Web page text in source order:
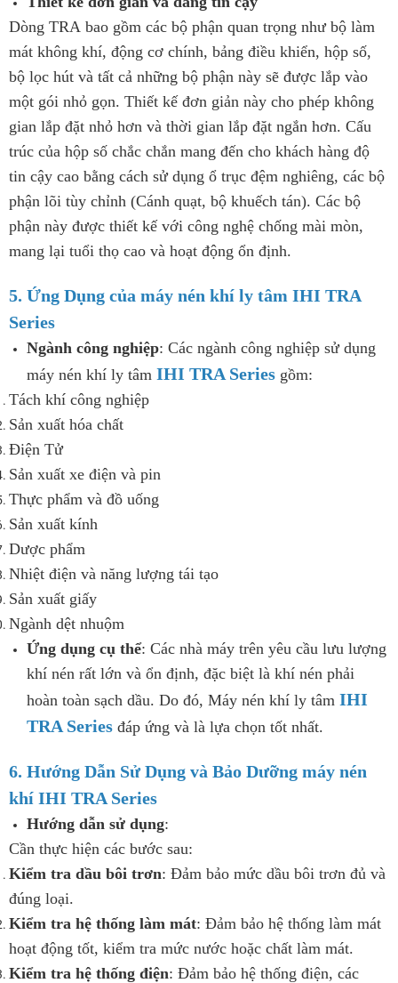
Dòng TRA bao gồm các bộ phận quan trọng như bộ làm
mát không khí, động cơ chính, bảng điều khiển, hộp số,
bộ lọc hút và tất cả những bộ phận này sẽ được lắp vào
một gói nhỏ gọn. Thiết kế đơn giản này cho phép không
gian lắp đặt nhỏ hơn và thời gian lắp đặt ngắn hơn. Cấu
trúc của hộp số chắc chắn mang đến cho khách hàng độ
tin cậy cao bằng cách sử dụng ổ trục đệm nghiêng, các bộ
phận lõi tùy chỉnh (Cánh quạt, bộ khuếch tán). Các bộ
phận này được thiết kế với công nghệ chống mài mòn,
mang lại tuổi thọ cao và hoạt động ổn định.
5. Ứng Dụng của máy nén khí ly tâm IHI TRA
Series
Ngành công nghiệp: Các ngành công nghiệp sử dụng
máy nén khí ly tâm IHI TRA Series gồm:
Tách khí công nghiệp
Sản xuất hóa chất
Điện Tử
Sản xuất xe điện và pin
Thực phẩm và đồ uống
Sản xuất kính
Dược phẩm
Nhiệt điện và năng lượng tái tạo
Sản xuất giấy
Ngành dệt nhuộm
Ứng dụng cụ thể: Các nhà máy trên yêu cầu lưu lượng
khí nén rất lớn và ổn định, đặc biệt là khí nén phải
hoàn toàn sạch dầu. Do đó, Máy nén khí ly tâm IHI
TRA Series đáp ứng và là lựa chọn tốt nhất.
6. Hướng Dẫn Sử Dụng và Bảo Dưỡng máy nén
khí IHI TRA Series
Hướng dẫn sử dụng:
Cần thực hiện các bước sau:
Kiểm tra dầu bôi trơn: Đảm bảo mức dầu bôi trơn đủ và
đúng loại.
Kiểm tra hệ thống làm mát: Đảm bảo hệ thống làm mát
hoạt động tốt, kiểm tra mức nước hoặc chất làm mát.
Kiểm tra hệ thống điện: Đảm bảo hệ thống điện, các